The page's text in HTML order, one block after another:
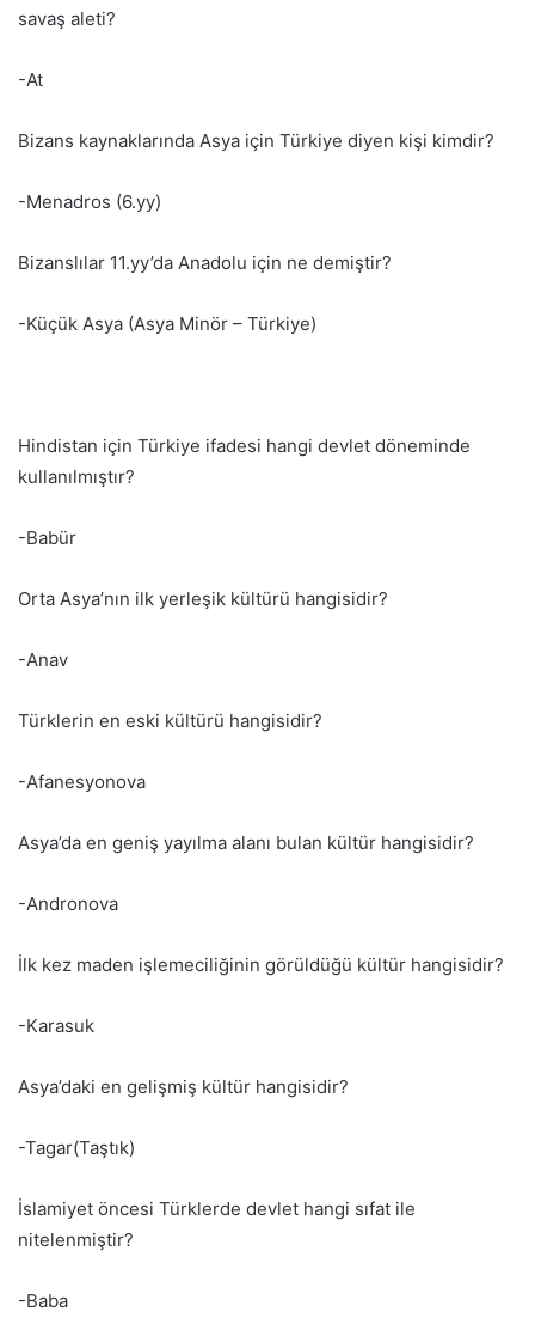
savaş aleti?
-At
Bizans kaynaklarında Asya için Türkiye diyen kişi kimdir?
-Menadros (6.yy)
Bizanslılar 11.yy’da Anadolu için ne demiştir?
-Küçük Asya (Asya Minör – Türkiye)
Hindistan için Türkiye ifadesi hangi devlet döneminde
kullanılmıştır?
-Babür
Orta Asya’nın ilk yerleşik kültürü hangisidir?
-Anav
Türklerin en eski kültürü hangisidir?
-Afanesyonova
Asya’da en geniş yayılma alanı bulan kültür hangisidir?
-Andronova
İlk kez maden işlemeciliğinin görüldüğü kültür hangisidir?
-Karasuk
Asya’daki en gelişmiş kültür hangisidir?
-Tagar(Taştık)
İslamiyet öncesi Türklerde devlet hangi sıfat ile
nitelenmiştir?
-Baba